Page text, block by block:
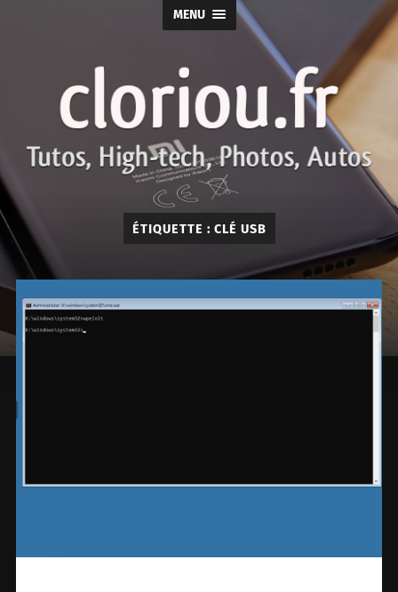
MENU
cloriou.fr
ÉTIQUETTE : CLÉ USB